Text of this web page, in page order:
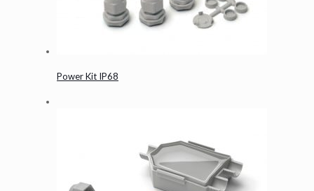
Power Kit IP68